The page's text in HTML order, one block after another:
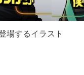
場するイラスト